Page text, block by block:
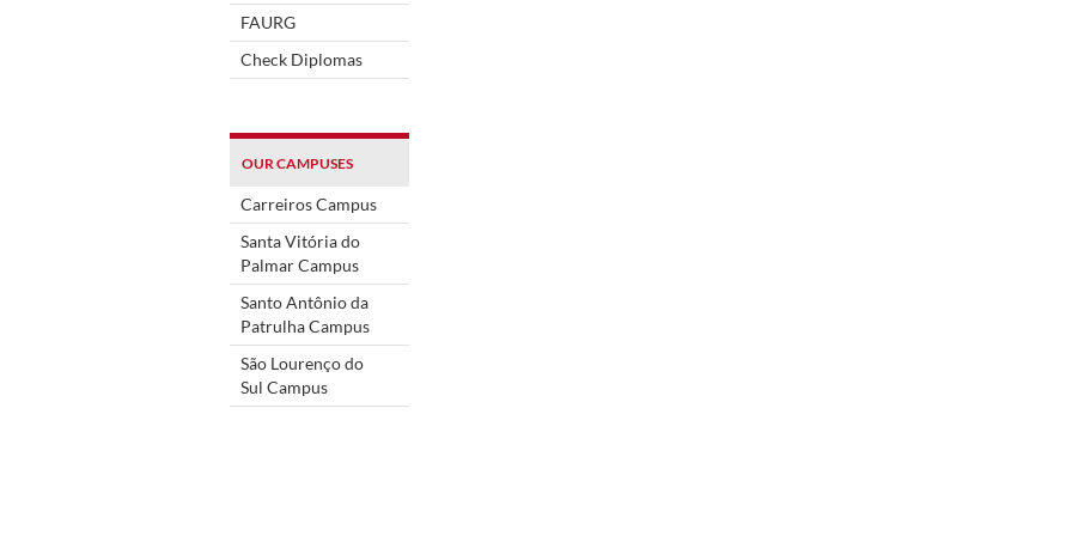
FAURG
Check Diplomas
OUR CAMPUSES
Carreiros Campus
Santa Vitória do
Palmar Campus
Santo Antônio da
Patrulha Campus
São Lourenço do
Sul Campus